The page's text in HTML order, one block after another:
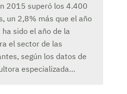
2015 superó los 4.400
un 2,8% más que el año
sido el año de la
el sector de las
según los datos de
especializada…